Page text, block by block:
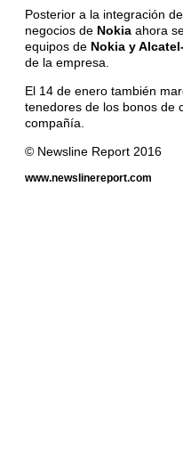
Posterior a la integración
negocios de Nokia ahora
equipos de Nokia y
de la empresa.
El 14 de enero también
tenedores de los bonos de
compañía.
© Newsline Report 2016
www.newslinereport.com